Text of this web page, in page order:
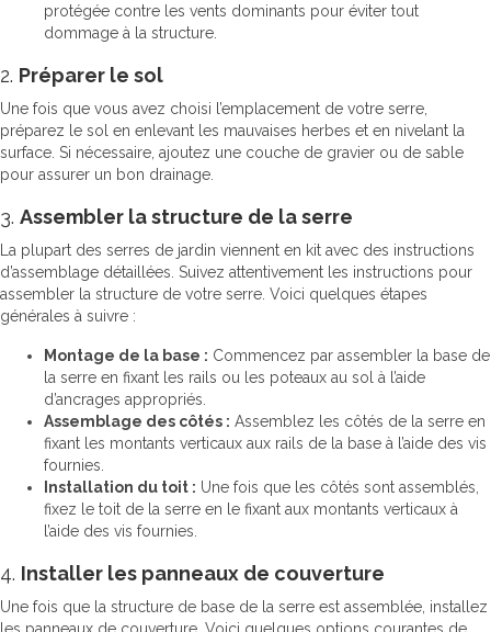
protégée contre les vents dominants pour éviter tout
dommage à la structure.
2. Préparer le sol
Une fois que vous avez choisi l’emplacement de votre serre,
préparez le sol en enlevant les mauvaises herbes et en nivelant la
surface. Si nécessaire, ajoutez une couche de gravier ou de sable
pour assurer un bon drainage.
3. Assembler la structure de la serre
La plupart des serres de jardin viennent en kit avec des instructions
d’assemblage détaillées. Suivez attentivement les instructions pour
assembler la structure de votre serre. Voici quelques étapes
générales à suivre :
Montage de la base : Commencez par assembler la base de
la serre en fixant les rails ou les poteaux au sol à l’aide
d’ancrages appropriés.
Assemblage des côtés : Assemblez les côtés de la serre en
fixant les montants verticaux aux rails de la base à l’aide des vis
fournies.
Installation du toit : Une fois que les côtés sont assemblés,
fixez le toit de la serre en le fixant aux montants verticaux à
l’aide des vis fournies.
4. Installer les panneaux de couverture
Une fois que la structure de base de la serre est assemblée, installez
les panneaux de couverture. Voici quelques options courantes de